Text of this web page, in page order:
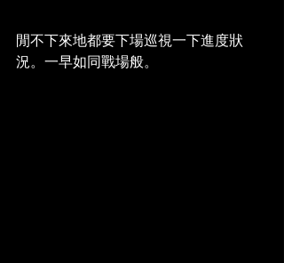
閒不下來地都要下場巡視一下進度狀
況。一早如同戰場般。